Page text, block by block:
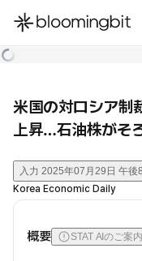
한국어
米国の対ロシア制
上昇…石油株がそ
入力 2025年07月29日 午後
Korea Economic Daily
概要 STAT AIのご案内